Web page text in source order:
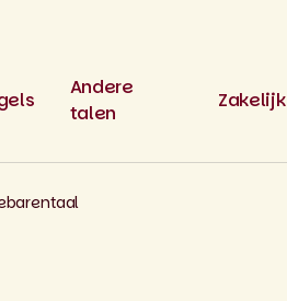
Andere
talen
Zakelijk